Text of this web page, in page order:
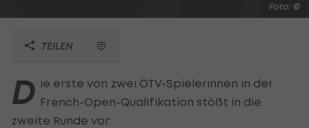
Foto: ©
TEILEN
D ie erste von zwei ÖTV-Spielerinnen in der
French-Open-Qualifikation stößt in die
zweite Runde vor.